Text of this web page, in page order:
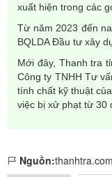
xuất hiện trong các
Từ năm 2023 đến
BQLDA Đầu tư xây
Mới đây, Thanh tra
Công ty TNHH Tư
tính chất kỹ thuật
việc bị xử phạt từ 30
Nguồn: